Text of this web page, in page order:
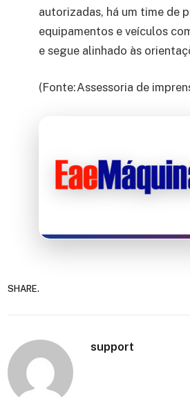
autorizadas, há um time de
equipamentos e veículos
e segue alinhado às
(Fonte:Assessoria de
SHARE.
support